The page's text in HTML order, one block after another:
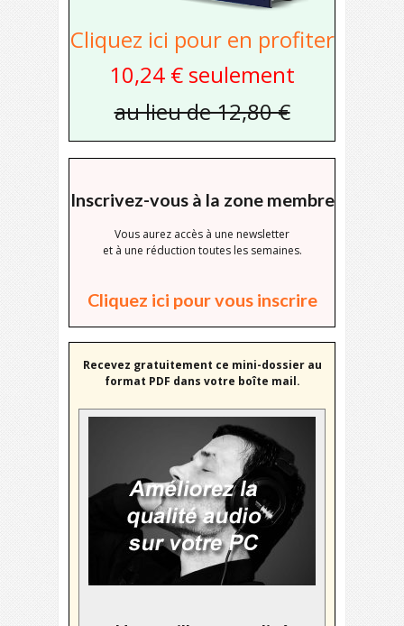
Cliquez ici pour en profiter
10,24 € seulement
au lieu de 12,80 €
Inscrivez-vous à la zone membre
Vous aurez accès à une newsletter
et à une réduction toutes les semaines.
Cliquez ici pour vous inscrire
Recevez gratuitement ce mini-dossier au
format PDF dans votre boîte mail.